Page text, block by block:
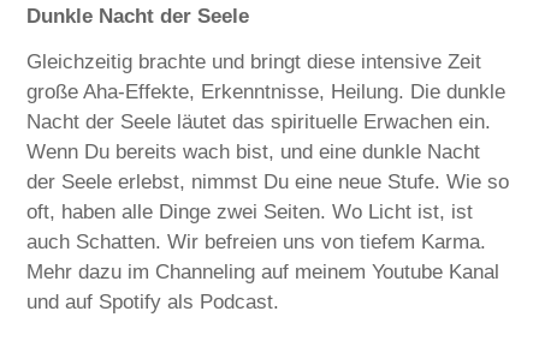
Dunkle Nacht der Seele
Gleichzeitig brachte und bringt diese intensive Zeit
große Aha-Effekte, Erkenntnisse, Heilung. Die dunkle
Nacht der Seele läutet das spirituelle Erwachen ein.
Wenn Du bereits wach bist, und eine dunkle Nacht
der Seele erlebst, nimmst Du eine neue Stufe. Wie so
oft, haben alle Dinge zwei Seiten. Wo Licht ist, ist
auch Schatten. Wir befreien uns von tiefem Karma.
Mehr dazu im Channeling auf meinem Youtube Kanal
und auf Spotify als Podcast.